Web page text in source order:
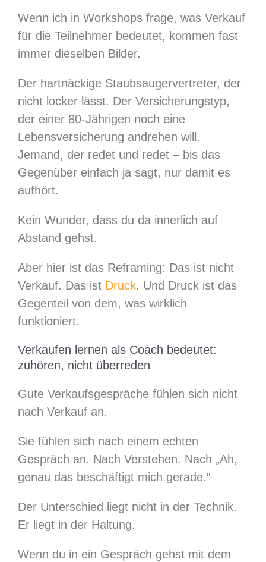
Wenn ich in Workshops frage, was Verkauf
für die Teilnehmer bedeutet, kommen fast
immer dieselben Bilder.
Der hartnäckige Staubsaugervertreter, der
nicht locker lässt. Der Versicherungstyp,
der einer 80-Jährigen noch eine
Lebensversicherung andrehen will.
Jemand, der redet und redet – bis das
Gegenüber einfach ja sagt, nur damit es
aufhört.
Kein Wunder, dass du da innerlich auf
Abstand gehst.
Aber hier ist das Reframing: Das ist nicht
Verkauf. Das ist Druck. Und Druck ist das
Gegenteil von dem, was wirklich
funktioniert.
Verkaufen lernen als Coach bedeutet:
zuhören, nicht überreden
Gute Verkaufsgespräche fühlen sich nicht
nach Verkauf an.
Sie fühlen sich nach einem echten
Gespräch an. Nach Verstehen. Nach „Ah,
genau das beschäftigt mich gerade.“
Der Unterschied liegt nicht in der Technik.
Er liegt in der Haltung.
Wenn du in ein Gespräch gehst mit dem